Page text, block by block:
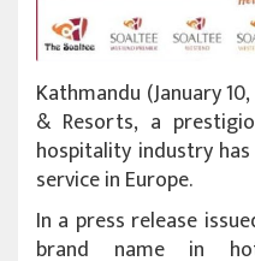
Kathmandu (January
& Resorts, a
hospitality industry
service in Europe.
In a press release
brand name in